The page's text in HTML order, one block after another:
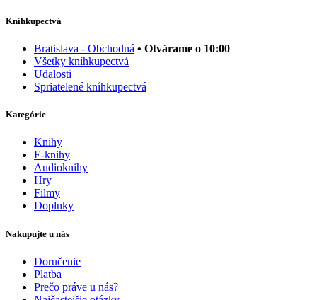
Kníhkupectvá
Bratislava - Obchodná • Otvárame o 10:00
Všetky kníhkupectvá
Udalosti
Spriatelené kníhkupectvá
Kategórie
Knihy
E-knihy
Audioknihy
Hry
Filmy
Doplnky
Nakupujte u nás
Doručenie
Platba
Prečo práve u nás?